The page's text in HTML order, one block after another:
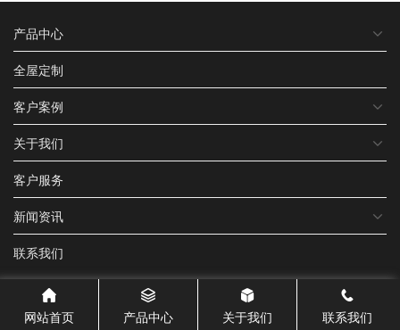
产品中心
全屋定制
客户案例
关于我们
客户服务
新闻资讯
联系我们
网站首页 产品中心 关于我们 联系我们